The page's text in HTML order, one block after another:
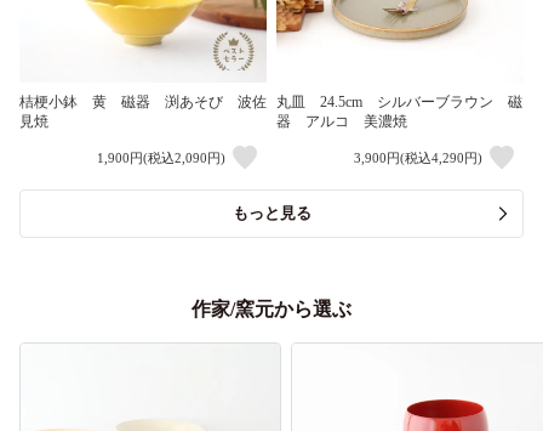
桔梗小鉢 黄 磁器 渕あそび 波佐
見焼
1,900円(税込2,090円)
丸皿 24.5cm シルバーブラウン 磁
器 アルコ 美濃焼
3,900円(税込4,290円)
もっと見る
作家/窯元から選ぶ